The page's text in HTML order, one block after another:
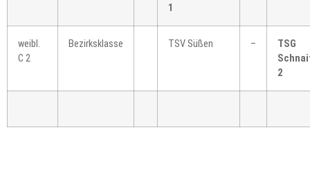
1
weibl.
C 2
Bezirksklasse TSV Süßen –
TSG
2